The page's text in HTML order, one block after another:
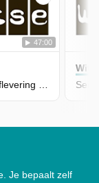
47:00
Je bepaalt zelf